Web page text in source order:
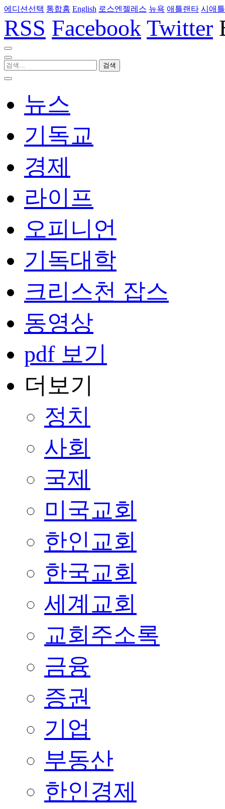
에디션선택 통합홈 English 로스엔젤레스 뉴욕 애틀랜타 시애틀
RSS Facebook Twitter
뉴스
기독교
경제
라이프
오피니언
기독대학
크리스천 잡스
동영상
pdf 보기
더보기
정치
사회
국제
미국교회
한인교회
한국교회
세계교회
교회주소록
금융
증권
기업
부동산
한인경제